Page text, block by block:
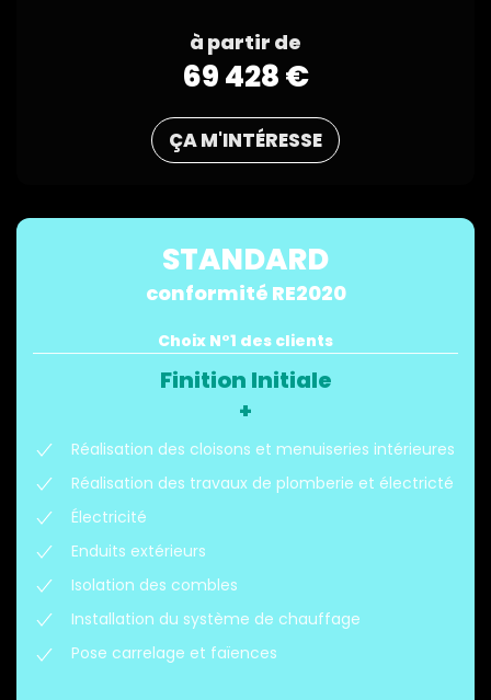
à partir de
69 428 €
ÇA M'INTÉRESSE
STANDARD
conformité RE2020
Choix N°1 des clients
Finition Initiale
+
Réalisation des cloisons et menuiseries intérieures
Réalisation des travaux de plomberie et électricté
Électricité
Enduits extérieurs
Isolation des combles
Installation du système de chauffage
Pose carrelage et faïences